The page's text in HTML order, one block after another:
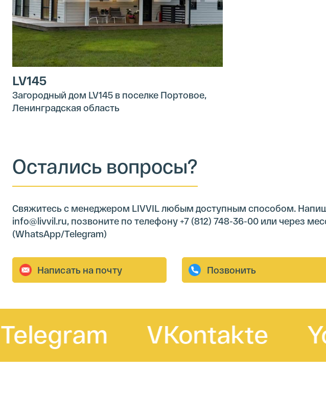
LV145
Загородный дом LV145 в поселке Портовое,
Ленинградская область
Остались вопросы?
Свяжитесь с менеджером LIVVIL любым доступным способом.
info@livvil.ru, позвоните по телефону +7 (812) 748-36-00 или через
(WhatsApp/Telegram)
VKontakte